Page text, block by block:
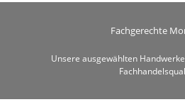
Fachgerechte
Unsere ausgewählten